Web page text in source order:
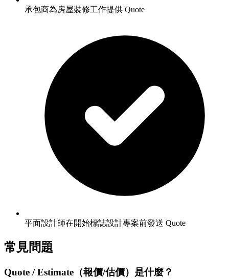
承包商為房屋裝修工作提供 Quote
平面設計師在開始標誌設計專案前發送 Quote
常見問題
Quote / Estimate（報價/估價）是什麼？